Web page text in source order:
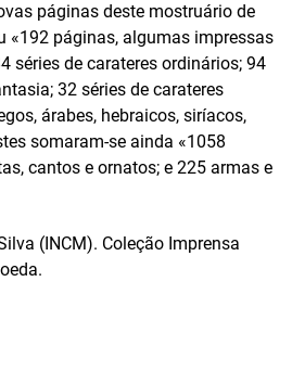
páginas deste mostruário de
«192 páginas, algumas impressas
séries de carateres ordinários; 94
32 séries de carateres
árabes, hebraicos, siríacos,
somaram-se ainda «1058
cantos e ornatos; e 225 armas e
(INCM). Coleção Imprensa